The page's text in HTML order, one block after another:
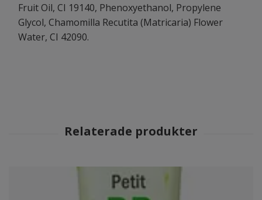
Fruit Oil, CI 19140, Phenoxyethanol, Propylene
Glycol, Chamomilla Recutita (Matricaria) Flower
Water, CI 42090.